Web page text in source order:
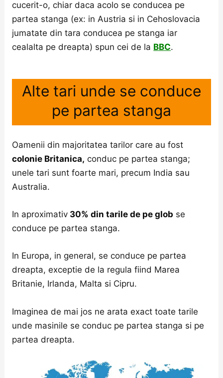
cucerit-o, chiar daca acolo se conducea pe
partea stanga (ex: in Austria si in Cehoslovacia
jumatate din tara conducea pe stanga iar
cealalta pe dreapta) spun cei de la BBC.
Alte tari unde se conduce
pe partea stanga
Oamenii din majoritatea tarilor care au fost
colonie Britanica, conduc pe partea stanga;
unele tari sunt foarte mari, precum India sau
Australia.
In aproximativ 30% din tarile de pe glob se
conduce pe partea stanga.
In Europa, in general, se conduce pe partea
dreapta, exceptie de la regula fiind Marea
Britanie, Irlanda, Malta si Cipru.
Imaginea de mai jos ne arata exact toate tarile
unde masinile se conduc pe partea stanga si pe
partea dreapta.